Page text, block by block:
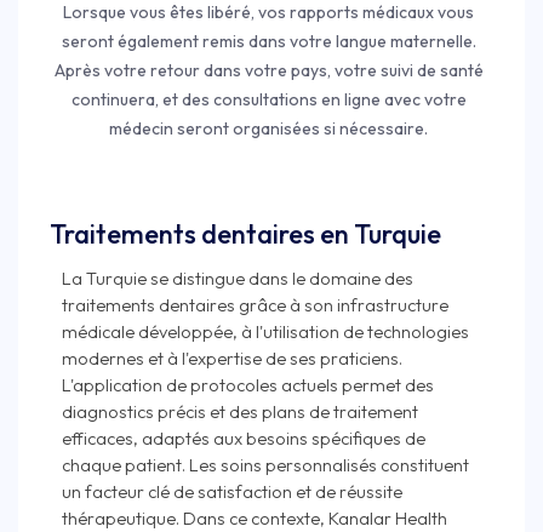
Lorsque vous êtes libéré, vos rapports médicaux vous
seront également remis dans votre langue maternelle.
Après votre retour dans votre pays, votre suivi de santé
continuera, et des consultations en ligne avec votre
médecin seront organisées si nécessaire.
Traitements dentaires en Turquie
La Turquie se distingue dans le domaine des
traitements dentaires grâce à son infrastructure
médicale développée, à l'utilisation de technologies
modernes et à l'expertise de ses praticiens.
L'application de protocoles actuels permet des
diagnostics précis et des plans de traitement
efficaces, adaptés aux besoins spécifiques de
chaque patient. Les soins personnalisés constituent
un facteur clé de satisfaction et de réussite
thérapeutique. Dans ce contexte, Kanalar Health